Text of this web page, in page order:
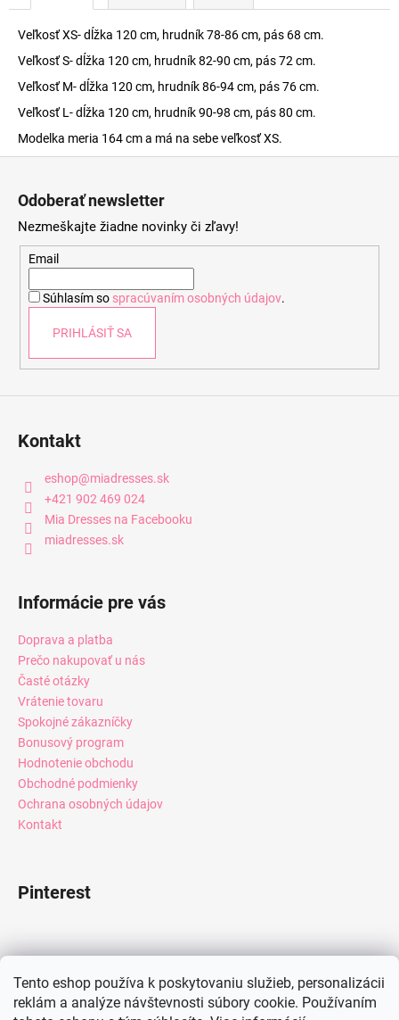
Tento eshop používa k poskytovaniu služieb, personalizácii
reklám a analýze návštevnosti súbory cookie. Používaním
Veľkosť XS- dĺžka 120 cm, hrudník 78-86 cm, pás 68 cm.
Veľkosť S- dĺžka 120 cm, hrudník 82-90 cm, pás 72 cm.
Veľkosť M- dĺžka 120 cm, hrudník 86-94 cm, pás 76 cm.
Veľkosť L- dĺžka 120 cm, hrudník 90-98 cm, pás 80 cm.
Modelka meria 164 cm a má na sebe veľkosť XS.
Odoberať newsletter
Nezmeškajte žiadne novinky či zľavy!
Email
Súhlasím so spracúvaním osobných údajov.
PRIHLÁSIŤ SA
Kontakt
eshop@miadresses.sk
+421 902 469 024
Mia Dresses na Facebooku
miadresses.sk
Informácie pre vás
Doprava a platba
Prečo nakupovať u nás
Časté otázky
Vrátenie tovaru
Spokojné zákazníčky
Bonusový program
Hodnotenie obchodu
Obchodné podmienky
Ochrana osobných údajov
Kontakt
Pinterest